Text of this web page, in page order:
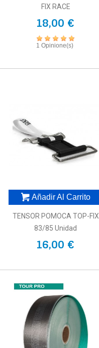
FIX RACE
18,00 €
1 Opinione(s)
Añadir Al Carrito
TENSOR POMOCA TOP-FIX
83/85 Unidad
16,00 €